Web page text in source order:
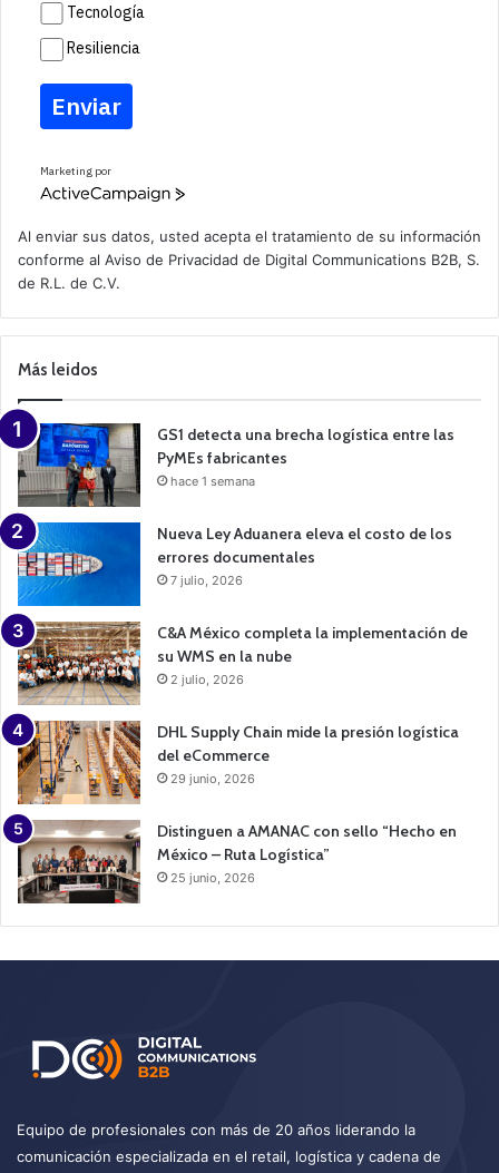
Tecnología
Resiliencia
Enviar
Marketing por
A
v
e
a
m
a
n
Al enviar sus datos, usted acepta el tratamiento de su información
conforme al Aviso de Privacidad de Digital Communications B2B, S.
de R.L. de C.V.
Más leidos
GS1 detecta una brecha logística entre las
PyMEs fabricantes
hace 1 semana
Nueva Ley Aduanera eleva el costo de los
errores documentales
7 julio, 2026
C&A México completa la implementación de
su WMS en la nube
2 julio, 2026
DHL Supply Chain mide la presión logística
del eCommerce
29 junio, 2026
Distinguen a AMANAC con sello “Hecho en
México – Ruta Logística”
25 junio, 2026
Equipo de profesionales con más de 20 años liderando la
comunicación especializada en el retail, logística y cadena de